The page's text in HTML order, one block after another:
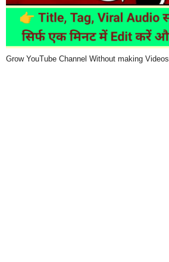
Grow YouTube Channel Without making Videos